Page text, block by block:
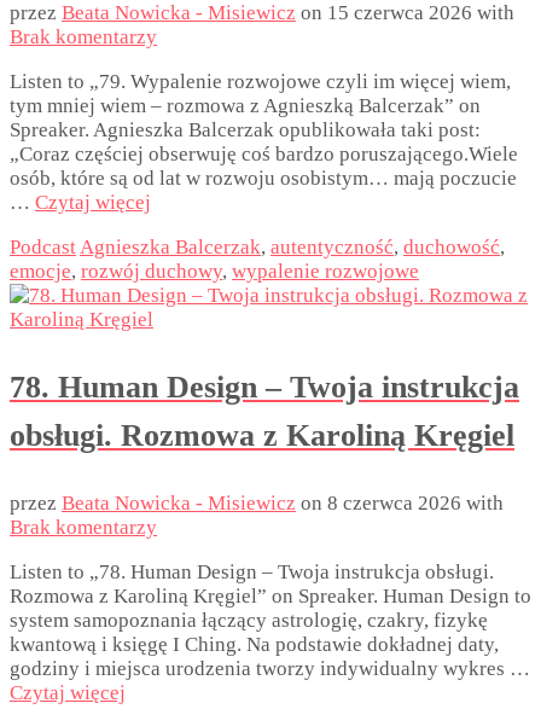
przez Beata Nowicka - Misiewicz on 15 czerwca 2026 with
Brak komentarzy
Listen to „79. Wypalenie rozwojowe czyli im więcej wiem,
tym mniej wiem – rozmowa z Agnieszką Balcerzak” on
Spreaker. Agnieszka Balcerzak opublikowała taki post:
„Coraz częściej obserwuję coś bardzo poruszającego.Wiele
osób, które są od lat w rozwoju osobistym… mają poczucie
… Czytaj więcej
PodcastAgnieszka Balcerzak, autentyczność, duchowość,
emocje, rozwój duchowy, wypalenie rozwojowe
78. Human Design – Twoja instrukcja
obsługi. Rozmowa z Karoliną Kręgiel
przez Beata Nowicka - Misiewicz on 8 czerwca 2026 with
Brak komentarzy
Listen to „78. Human Design – Twoja instrukcja obsługi.
Rozmowa z Karoliną Kręgiel” on Spreaker. Human Design to
system samopoznania łączący astrologię, czakry, fizykę
kwantową i księgę I Ching. Na podstawie dokładnej daty,
godziny i miejsca urodzenia tworzy indywidualny wykres …
Czytaj więcej